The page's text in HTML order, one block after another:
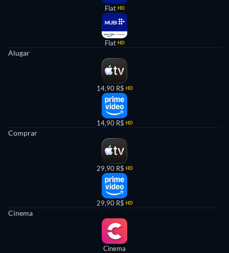
Flat HD
Flat HD
Alugar
14,90 R$ HD
14,90 R$ HD
Comprar
29,90 R$ HD
29,90 R$ HD
Cinema
Cinema